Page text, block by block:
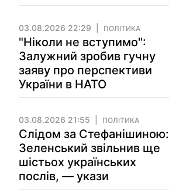
03.08.2026 22:29 ПОЛІТИКА
"Ніколи не вступимо":
Залужний зробив гучну
заяву про перспективи
України в НАТО
03.08.2026 21:55 ПОЛІТИКА
Слідом за Стефанішиною:
Зеленський звільнив ще
шістьох українських
послів, — укази